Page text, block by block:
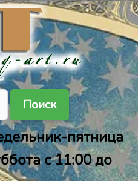
Поиск
пятница
с 11:00 до